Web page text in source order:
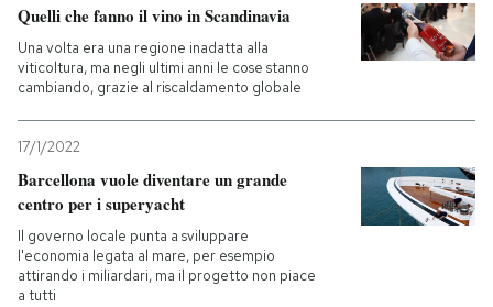
Quelli che fanno il vino in Scandinavia
Una volta era una regione inadatta alla
viticoltura, ma negli ultimi anni le cose stanno
cambiando, grazie al riscaldamento globale
17/1/2022
Barcellona vuole diventare un grande
centro per i superyacht
Il governo locale punta a sviluppare
l'economia legata al mare, per esempio
attirando i miliardari, ma il progetto non piace
a tutti